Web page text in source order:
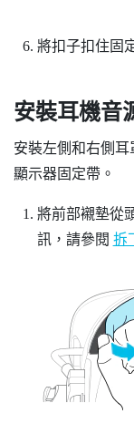
將扣子扣住固
安裝耳機音
安裝左側和右側
顯示器固定帶。
將前部襯墊從
訊，請參閱 拆